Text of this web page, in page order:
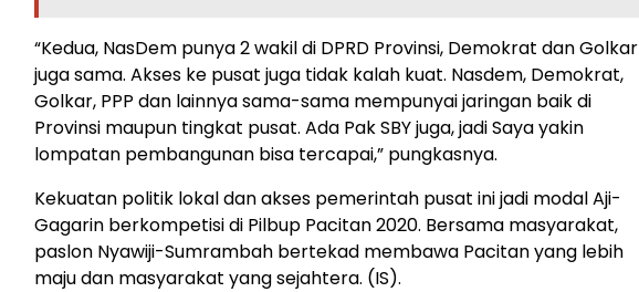
“Kedua, NasDem punya 2 wakil di DPRD Provinsi, Demokrat dan Golkar
juga sama. Akses ke pusat juga tidak kalah kuat. Nasdem, Demokrat,
Golkar, PPP dan lainnya sama-sama mempunyai jaringan baik di
Provinsi maupun tingkat pusat. Ada Pak SBY juga, jadi Saya yakin
lompatan pembangunan bisa tercapai,” pungkasnya.
Kekuatan politik lokal dan akses pemerintah pusat ini jadi modal Aji-
Gagarin berkompetisi di Pilbup Pacitan 2020. Bersama masyarakat,
paslon Nyawiji-Sumrambah bertekad membawa Pacitan yang lebih
maju dan masyarakat yang sejahtera. (IS).